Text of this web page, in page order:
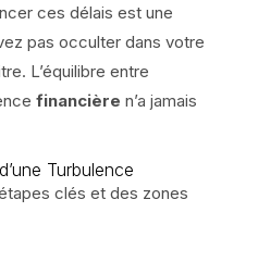
ces délais est une
pas occulter dans votre
L’équilibre entre
financière n’a jamais
Turbulence
clés et des zones